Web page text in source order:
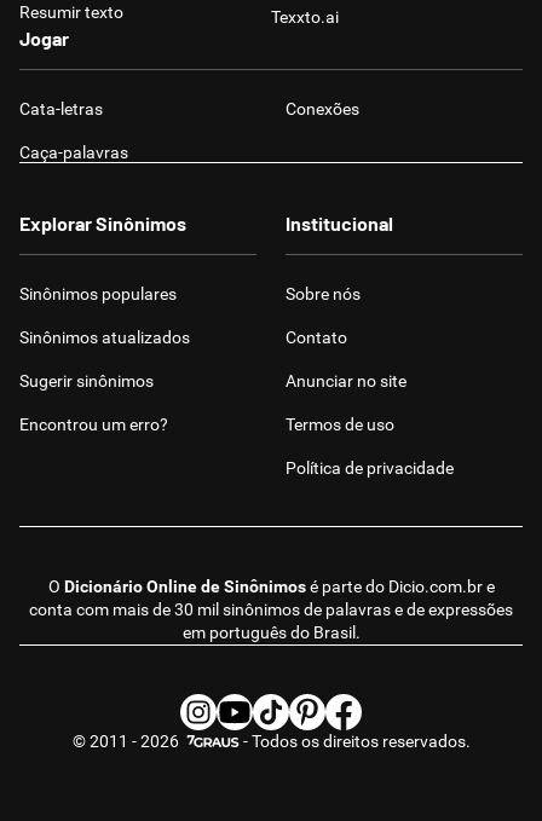
Resumir texto Texxto.ai
Jogar
Cata-letras Conexões
Caça-palavras
O Dicionário Online de Sinônimosé parte do Dicio.com.bre
conta com mais de 30 mil sinônimos de palavras e de expressões
em português do Brasil.
Explorar Sinônimos
Sinônimos populares
Sinônimos atualizados
Sugerir sinônimos
Encontrou um erro?
Institucional
Sobre nós
Contato
Anunciar no site
Termos de uso
Política de privacidade
© 2011 - 2026 - Todos os direitos reservados.